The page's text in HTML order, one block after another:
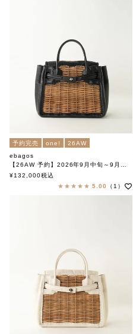
予約完売 one!
26AW
ebagos
【26AW 予約】2026年9月中旬～9月下旬頃入荷予定
フニュシュリンク ベルトバッグ（スタイリストバッグ） BLACK
¥132,000税込
5.00
（1）